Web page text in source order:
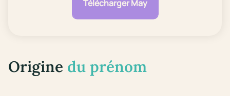
Télécharger May
Origine du prénom